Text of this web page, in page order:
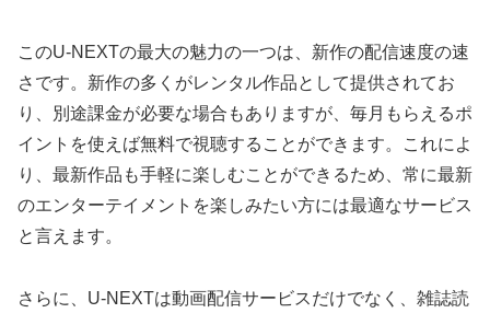
このU-NEXTの最大の魅力の一つは、新作の配信速度の速
さです。新作の多くがレンタル作品として提供されてお
り、別途課金が必要な場合もありますが、毎月もらえるポ
イントを使えば無料で視聴することができます。これによ
り、最新作品も手軽に楽しむことができるため、常に最新
のエンターテイメントを楽しみたい方には最適なサービス
と言えます。
さらに、U-NEXTは動画配信サービスだけでなく、雑誌読